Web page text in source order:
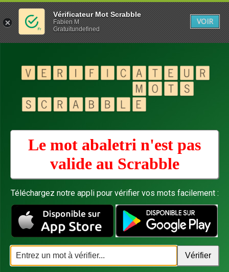
Le mot abaletri n'est pas
valide au Scrabble
Téléchargez notre appli pour vérifier vos mots facilement :
Vérificateur Mot Scrabble
Fabien M
Gratuitundefined
VOIR